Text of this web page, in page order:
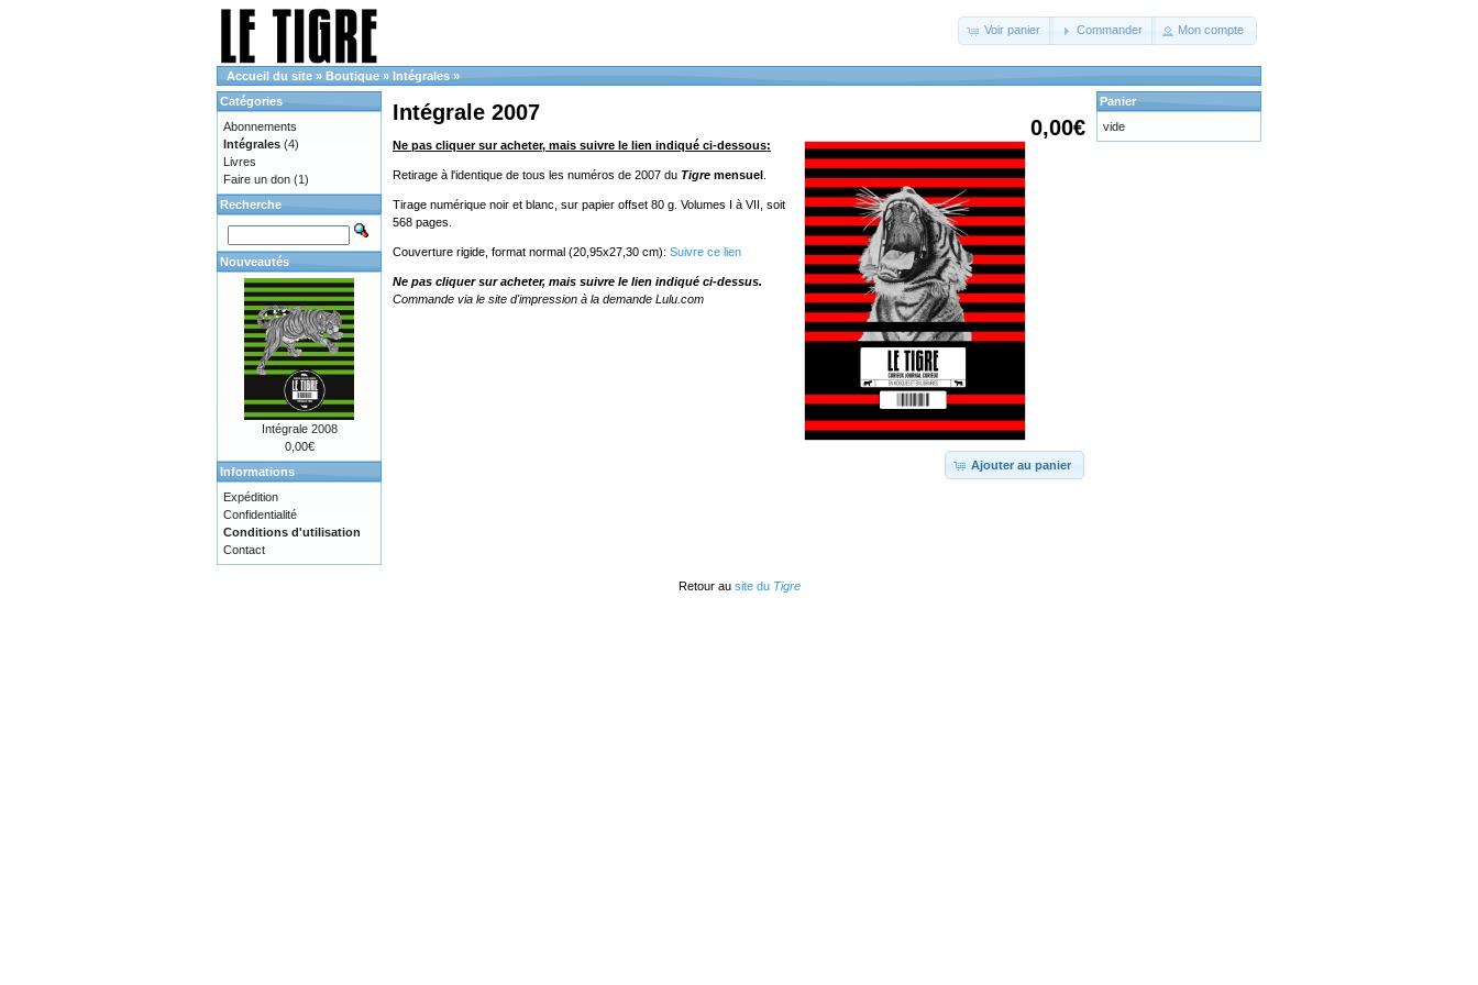
Voir panier Commander Mon compte
Accueil du site » Boutique » Intégrales »
0,00€
Intégrale 2007
Ne pas cliquer sur acheter, mais suivre le lien indiqué ci-dessous:
Retirage à l'identique de tous les numéros de 2007 du Tigre mensuel
Tirage numérique noir et blanc, sur papier offset 80 g. Volumes I à VII, soit
568 pages.
Couverture rigide, format normal (20,95x27,30 cm): Suivre ce lien
Ne pas cliquer sur acheter, mais suivre le lien indiqué ci-dessus.
Commande via le site d'impression à la demande Lulu.com
Ajouter au panier
Catégories
Abonnements
Intégrales (4)
Livres
Faire un don (1)
Recherche
Nouveautés
Intégrale 2008
0,00€
Informations
Expédition
Confidentialité
Conditions d'utilisation
Contact
Panier
vide
Retour au site du Tigre